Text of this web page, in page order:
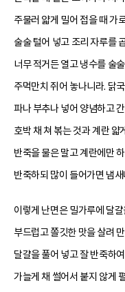
주물러 얇게 밀어 접을 때 가
술술 털어 넣고 조리 자루를
너무 적거든 열고 냉수를 술
주먹만치 쥐어 놓나니라. 닭
파나 부추나 넣어 양념하고
호박 채 쳐 볶는 것과 계란 얇
반죽을 물은 말고 계란에만
반죽하되 많이 들어가면 냄
이렇게 난면은 밀가루에 달
부드럽고 쫄깃한 맛을 살려
달걀을 풀어 넣고 잘 반죽하
가늘게 채 썰어서 붙지 않게